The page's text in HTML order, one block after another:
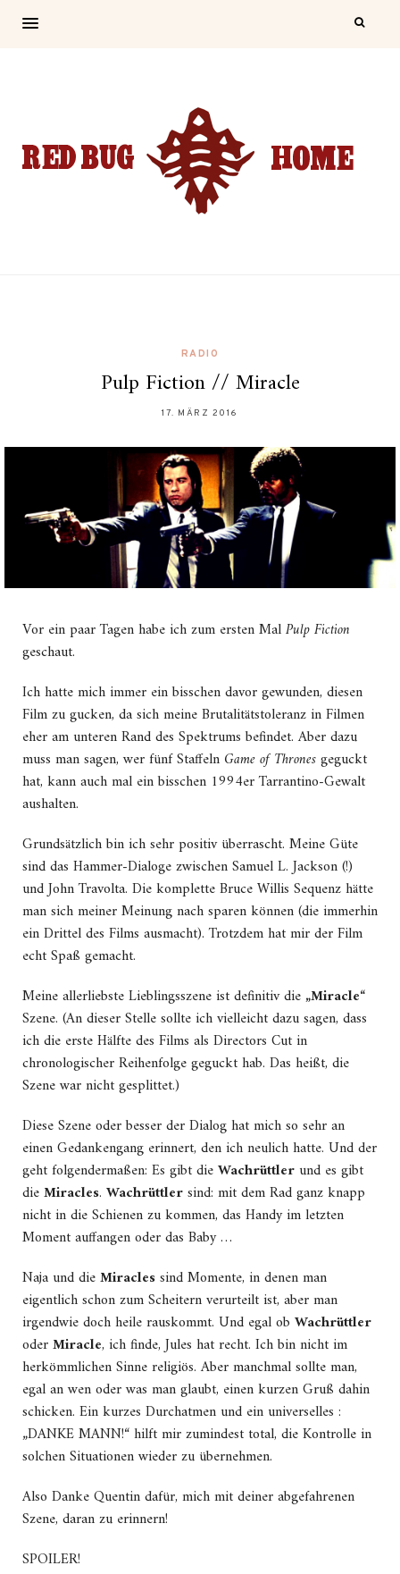
RADIO
Pulp Fiction // Miracle
17. MÄRZ 2016
Vor ein paar Tagen habe ich zum ersten MalPulp Fiction
geschaut.
Ich hatte mich immer ein bisschen davor gewunden, diesen
Film zu gucken, da sich meine Brutalitätstoleranz in Filmen
eher am unteren Rand des Spektrums befindet. Aber dazu
muss man sagen, wer fünf Staffeln Game of Thronesgeguckt
hat, kann auch mal ein bisschen 1994er Tarrantino-Gewalt
aushalten.
Grundsätzlich bin ich sehr positiv überrascht. Meine Güte
sind das Hammer-Dialoge zwischen Samuel L. Jackson (!)
und John Travolta. Die komplette Bruce Willis Sequenz hätte
man sich meiner Meinung nach sparen können (die immerhin
ein Drittel des Films ausmacht). Trotzdem hat mir der Film
echt Spaß gemacht.
Meine allerliebste Lieblingsszene ist definitiv die„Miracle“
Szene. (An dieser Stelle sollte ich vielleicht dazu sagen, dass
ich die erste Hälfte des Films als Directors Cut in
chronologischer Reihenfolge geguckt hab. Das heißt, die
Szene war nicht gesplittet.)
Diese Szene oder besser der Dialog hat mich so sehr an
einen Gedankengang erinnert, den ich neulich hatte. Und der
geht folgendermaßen: Es gibt dieWachrüttlerund es gibt
dieMiracles. Wachrüttlersind: mit dem Rad ganz knapp
nicht in die Schienen zu kommen, das Handy im letzten
Moment auffangen oder das Baby …
Naja und dieMiraclessind Momente, in denen man
eigentlich schon zum Scheitern verurteilt ist, aber man
irgendwie doch heile rauskommt. Und egal ob Wachrüttler
oderMiracle, ich finde, Jules hat recht. Ich bin nicht im
herkömmlichen Sinne religiös. Aber manchmal sollte man,
egal an wen oder was man glaubt, einen kurzen Gruß dahin
schicken. Ein kurzes Durchatmen und ein universelles :
„DANKE MANN!“ hilft mir zumindest total, die Kontrolle in
solchen Situationen wieder zu übernehmen.
Also Danke Quentin dafür, mich mit deiner abgefahrenen
Szene, daran zu erinnern!
SPOILER!